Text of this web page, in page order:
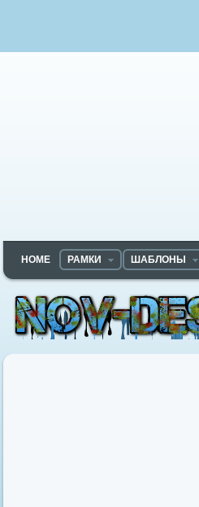
HOME РАМКИ ШАБЛОНЫ